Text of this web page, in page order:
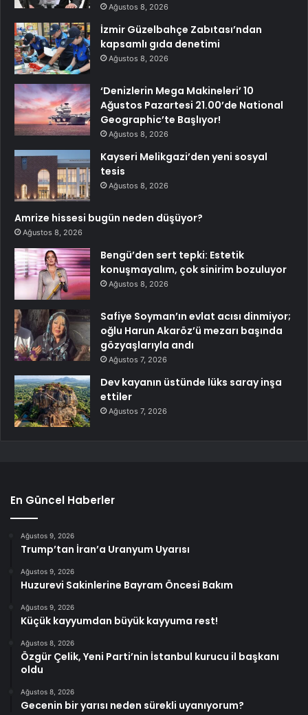
Ağustos 8, 2026
İzmir Güzelbahçe Zabıtası’ndan
kapsamlı gıda denetimi
Ağustos 8, 2026
‘Denizlerin Mega Makineleri’ 10
Ağustos Pazartesi 21.00’de National
Geographic’te Başlıyor!
Ağustos 8, 2026
Kayseri Melikgazi’den yeni sosyal
tesis
Ağustos 8, 2026
Amrize hissesi bugün neden düşüyor?
Ağustos 8, 2026
Bengü’den sert tepki: Estetik
konuşmayalım, çok sinirim bozuluyor
Ağustos 8, 2026
Safiye Soyman’ın evlat acısı dinmiyor;
oğlu Harun Akaröz’ü mezarı başında
gözyaşlarıyla andı
Ağustos 7, 2026
Dev kayanın üstünde lüks saray inşa
ettiler
Ağustos 7, 2026
En Güncel Haberler
Ağustos 9, 2026
Trump’tan İran’a Uranyum Uyarısı
Ağustos 9, 2026
Huzurevi Sakinlerine Bayram Öncesi Bakım
Ağustos 9, 2026
Küçük kayyumdan büyük kayyuma rest!
Ağustos 8, 2026
Özgür Çelik, Yeni Parti’nin İstanbul kurucu il başkanı
oldu
Ağustos 8, 2026
Gecenin bir yarısı neden sürekli uyanıyorum?